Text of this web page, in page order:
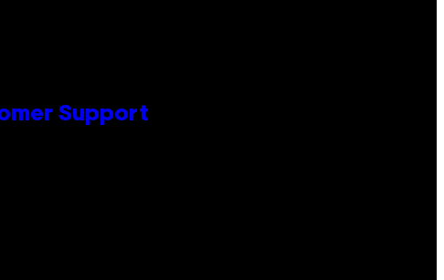
Support